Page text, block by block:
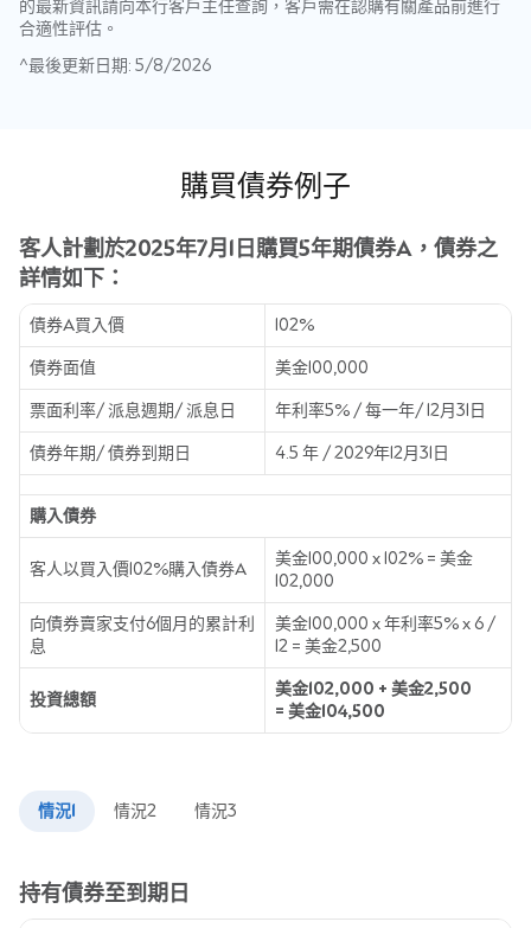
的最新資訊請向本行客戶主任查詢，客戶需在認購有關產品前進行
合適性評估。
^最後更新日期: 5/8/2026
購買債券例子
客人計劃於2025年7月1日購買5年期債券A，債券之
詳情如下：
債券A買入價
102%
債券面值
美金100,000
票面利率/ 派息週期/ 派息日
年利率5% / 每一年/ 12月31日
債券年期/ 債券到期日
4.5 年 / 2029年12月31日
購入債券
客人以買入價102%購入債券A
美金100,000 x 102% = 美金
102,000
向債券賣家支付6個月的累計利
息
美金100,000 x 年利率5% x 6 /
12 = 美金2,500
投資總額
美金102,000 + 美金2,500
= 美金104,500
情況1 情況2 情況3
持有債券至到期日